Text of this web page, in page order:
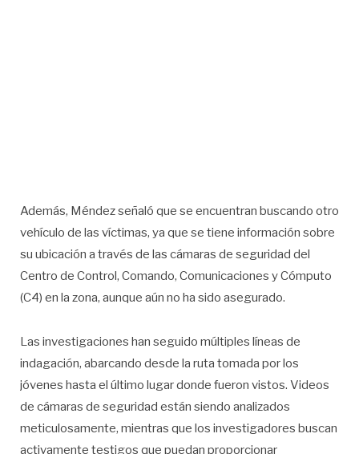
Además, Méndez señaló que se encuentran buscando otro
vehículo de las víctimas, ya que se tiene información sobre
su ubicación a través de las cámaras de seguridad del
Centro de Control, Comando, Comunicaciones y Cómputo
(C4) en la zona, aunque aún no ha sido asegurado.
Las investigaciones han seguido múltiples líneas de
indagación, abarcando desde la ruta tomada por los
jóvenes hasta el último lugar donde fueron vistos. Videos
de cámaras de seguridad están siendo analizados
meticulosamente, mientras que los investigadores buscan
activamente testigos que puedan proporcionar